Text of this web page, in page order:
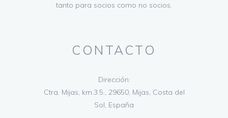
tanto para socios como no socios.
CONTACTO
Dirección:
Ctra. Mijas, km.3.5., 29650, Mijas, Costa del
Sol, España